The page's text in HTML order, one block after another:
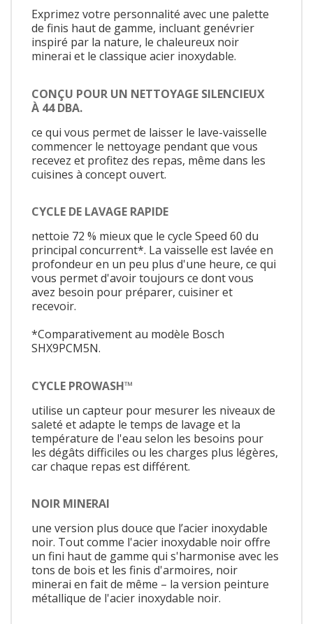
Exprimez votre personnalité avec une palette
de finis haut de gamme, incluant genévrier
inspiré par la nature, le chaleureux noir
minerai et le classique acier inoxydable.
CONÇU POUR UN NETTOYAGE SILENCIEUX
À 44 DBA.
ce qui vous permet de laisser le lave-vaisselle
commencer le nettoyage pendant que vous
recevez et profitez des repas, même dans les
cuisines à concept ouvert.
CYCLE DE LAVAGE RAPIDE
nettoie 72 % mieux que le cycle Speed 60 du
principal concurrent*. La vaisselle est lavée en
profondeur en un peu plus d'une heure, ce qui
vous permet d'avoir toujours ce dont vous
avez besoin pour préparer, cuisiner et
recevoir.
*Comparativement au modèle Bosch
SHX9PCM5N.
CYCLE PROWASH™
utilise un capteur pour mesurer les niveaux de
saleté et adapte le temps de lavage et la
température de l'eau selon les besoins pour
les dégâts difficiles ou les charges plus légères,
car chaque repas est différent.
NOIR MINERAI
une version plus douce que l’acier inoxydable
noir. Tout comme l'acier inoxydable noir offre
un fini haut de gamme qui s'harmonise avec les
tons de bois et les finis d'armoires, noir
minerai en fait de même – la version peinture
métallique de l'acier inoxydable noir.